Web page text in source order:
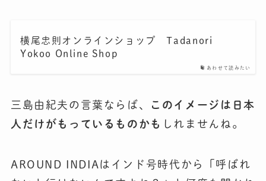
あわせて読みたい
横尾忠則オンラインショップ Tadanori
Yokoo Online Shop
三島由紀夫の言葉ならば、
このイメージは日本
人だけがもっているものかも しれませんね。
AROUND INDIAはインド号時代から「呼ばれ